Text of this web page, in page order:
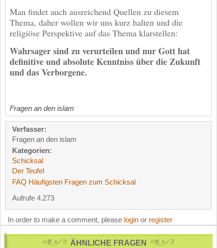
Man findet auch ausreichend Quellen zu diesem
Thema, daher wollen wir uns kurz halten und die
religiöse Perspektive auf das Thema klarstellen:
Wahrsager sind zu verurteilen und nur Gott hat
definitive und absolute Kenntniss über die Zukunft
und das Verborgene.
Fragen an den islam
Verfasser:
Fragen an den islam
Kategorien:
Schicksal
Der Teufel
FAQ Häufigsten Fragen zum Schicksal
Aufrufe 4.273
In order to make a comment, please login or register
ÄHNLICHE FRAGEN